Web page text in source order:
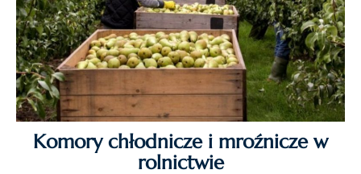
Komory chłodnicze i mroźnicze w
rolnictwie